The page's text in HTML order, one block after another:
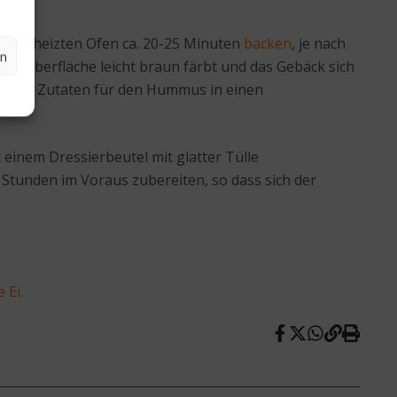
Ofen ca. 20-25 Minuten backen, je nach
Oberfläche leicht braun färbt und das Gebäck sich
Alle Zutaten für den Hummus in einen
Dressierbeutel mit glatter Tülle
im Voraus zubereiten, so dass sich der
Ei.